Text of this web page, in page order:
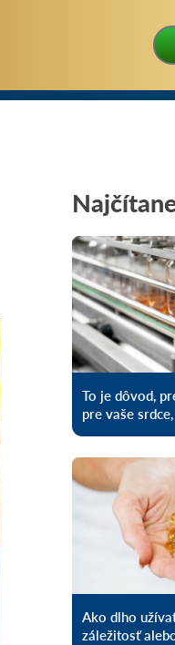
To je dôvod,
pre vaše
Ako dlho
záležitosť